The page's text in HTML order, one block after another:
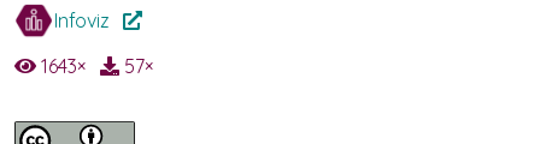
Infoviz
1643× 57×